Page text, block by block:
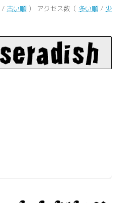
/ 古い順 ） アクセス数（ 多い順 / 少